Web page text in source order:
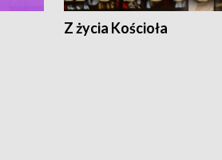
Z życia Kościoła